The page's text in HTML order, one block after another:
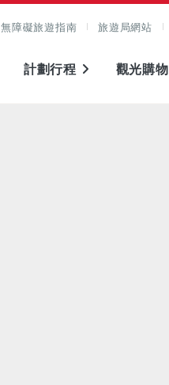
無障礙旅遊指南 旅遊局網站
計劃行程 觀光購物